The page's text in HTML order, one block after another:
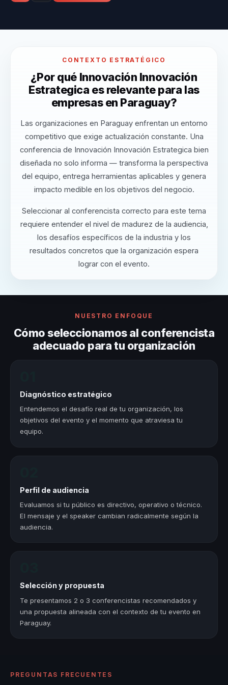
CONTEXTO ESTRATÉGICO
¿Por qué Innovación Innovación
Estrategica es relevante para las
empresas en Paraguay?
Las organizaciones en Paraguay enfrentan un entorno
competitivo que exige actualización constante. Una
conferencia de Innovación Innovación Estrategica bien
diseñada no solo informa — transforma la perspectiva
del equipo, entrega herramientas aplicables y genera
impacto medible en los objetivos del negocio.
Seleccionar al conferencista correcto para este tema
requiere entender el nivel de madurez de la audiencia,
los desafíos específicos de la industria y los
resultados concretos que la organización espera
lograr con el evento.
NUESTRO ENFOQUE
Cómo seleccionamos al conferencista
adecuado para tu organización
Diagnóstico estratégico
Entendemos el desafío real de tu organización, los
objetivos del evento y el momento que atraviesa tu
equipo.
Perfil de audiencia
Evaluamos si tu público es directivo, operativo o técnico.
El mensaje y el speaker cambian radicalmente según la
audiencia.
Selección y propuesta
Te presentamos 2 o 3 conferencistas recomendados y
una propuesta alineada con el contexto de tu evento en
Paraguay.
PREGUNTAS FRECUENTES